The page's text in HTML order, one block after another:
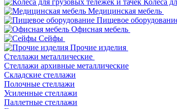
Колеса
Медицинская мебель
Пищевое
Офисная мебель
Сейфы
Прочие изделия
Стеллажи металлические
Cтеллажи архивные металлические
Складские стеллажи
Полочные стеллажи
Усиленные стеллажи
Паллетные стеллажи